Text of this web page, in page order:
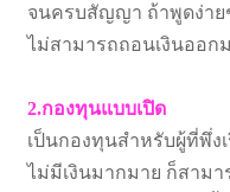
จนครบสัญญา ถ้าพูดง่าย
ไม่สามารถถอนเงินออก
2.กองทุนแบบเปิด
เป็นกองทุนสำหรับผู้ที่พึ่ง
ไม่มีเงินมากมาย ก็สามา